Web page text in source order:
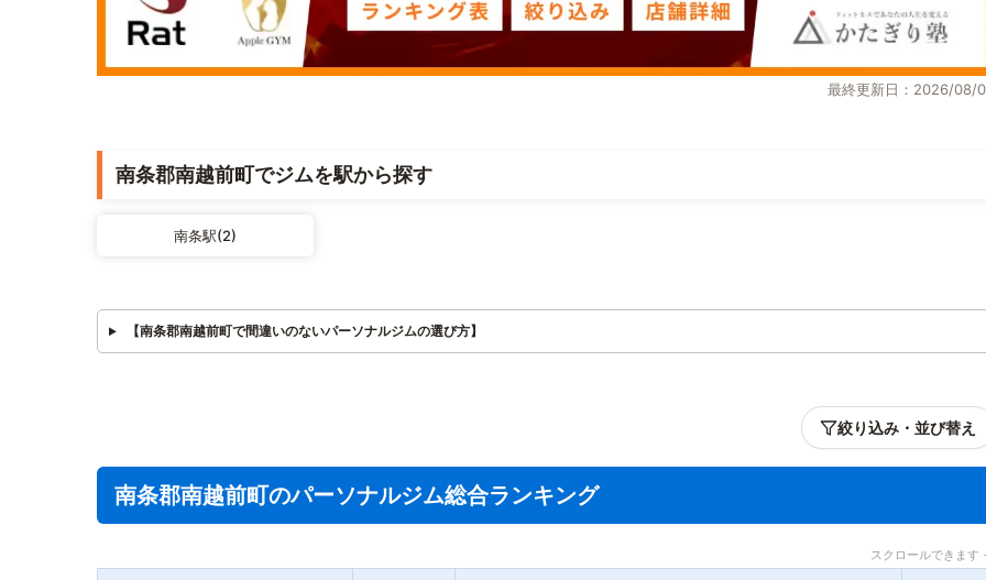
最終更新日：2026/08/
南条郡南越前町でジムを駅から探す
南条駅(2)
【南条郡南越前町で間違いのないパーソナルジムの選び方】
絞り込み・並び替え
南条郡南越前町のパーソナルジム総合ランキング
スクロールできます